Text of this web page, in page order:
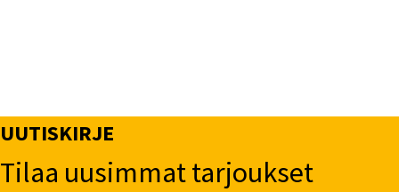
UUTISKIRJE
Tilaa uusimmat tarjoukset